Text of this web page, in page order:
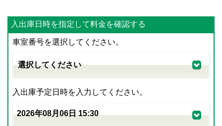
入出庫日時を指定して料金を確認する
車室番号を選択してください。
入出庫予定日時を入力してください。